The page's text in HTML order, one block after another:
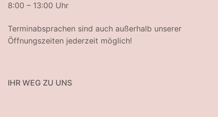
8:00 – 13:00 Uhr
Terminabsprachen sind auch außerhalb unserer
Öffnungszeiten jederzeit möglich!
IHR WEG ZU UNS